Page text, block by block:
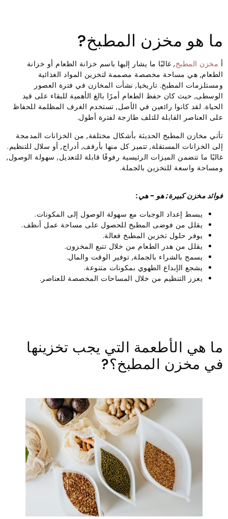
ما هو مخزن المطبخ?
أ مخزن المطبخ, غالبًا ما يشار إليها باسم خزانة الطعام أو خزانة
الطعام, هي مساحة مخصصة مصممة لتخزين المواد الغذائية
ومستلزمات المطبخ. تاريخيا, نشأت المخازن في فترة العصور
الوسطى, حيث كان حفظ الطعام أمرًا بالغ الأهمية للبقاء على قيد
الحياة. لقد كانوا رائعين في الأصل, تستخدم الغرف المظلمة للحفاظ
على العناصر القابلة للتلف طازجة لفترة أطول.
تأتي مخازن المطبخ الحديثة بأشكال مختلفة, من الخزانات المدمجة
إلى الخزانات المستقلة, تتميز كل منها بأرفف, أدراج, أو سلال للتنظيم.
غالبًا ما تتضمن الميزات الرئيسية رفوفًا قابلة للتعديل, سهولة الوصول,
ومساحة واسعة للتخزين بالجملة.
فوائد مخزن كبيرة; هو - هي:
يبسط إعداد الوجبات مع سهولة الوصول إلى المكونات.
يقلل من فوضى المطبخ للحصول على مساحة عمل أنظف.
يوفر حلول تخزين المطبخ فعالة.
يقلل من هدر الطعام من خلال تتبع المخزون.
يسمح بالشراء بالجملة, توفير الوقت والمال.
يشجع الإبداع الطهوي بمكونات متنوعة.
يعزز التنظيم من خلال المساحات المخصصة للعناصر.
ما هي الأطعمة التي يجب تخزينها
في مخزن المطبخ؟?